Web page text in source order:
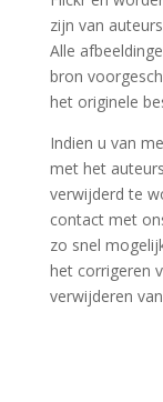
zijn van
Alle
bron
het originele
Indien u van
met het
verwijderd te
contact met
zo snel
het corrigeren
verwijderen